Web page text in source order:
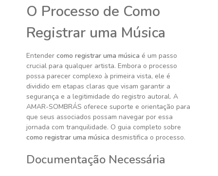
O Processo de Como
Registrar uma Música
Entender como registrar uma música é um passo
crucial para qualquer artista. Embora o processo
possa parecer complexo à primeira vista, ele é
dividido em etapas claras que visam garantir a
segurança e a legitimidade do registro autoral. A
AMAR-SOMBRÁS oferece suporte e orientação para
que seus associados possam navegar por essa
jornada com tranquilidade. O guia completo sobre
como registrar uma música desmistifica o processo.
Documentação Necessária